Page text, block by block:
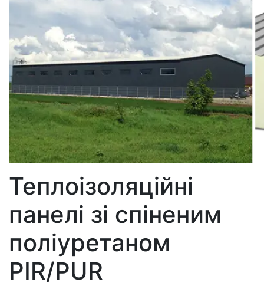
Теплоізоляційні
панелі зі спіненим
поліуретаном
PIR/PUR